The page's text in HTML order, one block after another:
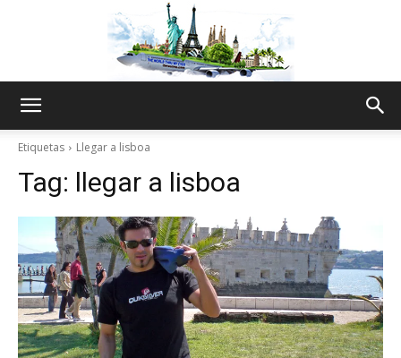
Thru
Etiquetas Llegar a lisboa
Tag: llegar a lisboa